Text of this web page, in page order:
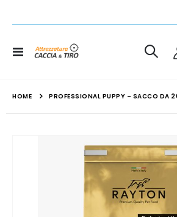
Toggle
HOME PROFESSIONAL PUPPY – SACCO DA